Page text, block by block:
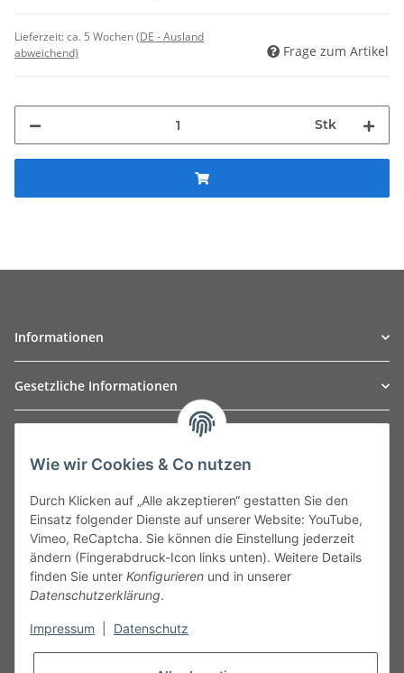
Lieferzeit:ca. 5 Wochen(DE - Ausland
abweichend)
Frage zum Artikel
Stk
Informationen
Gesetzliche Informationen
Leibnizstraße 2a
Germany
Phone:+49 40 5287270
Fax:+49 40 5281050
Email:sales@tow-automotive.de
Wie wir Cookies & Co nutzen
Durch Klicken auf „Alle akzeptieren“ gestatten Sie den
Einsatz folgender Dienste auf unserer Website: YouTube,
Vimeo, ReCaptcha. Sie können die Einstellung jederzeit
ändern (Fingerabdruck-Icon links unten). Weitere Details
finden Sie unter Konfigurieren und in unserer
Datenschutzerklärung.
Impressum Datenschutz